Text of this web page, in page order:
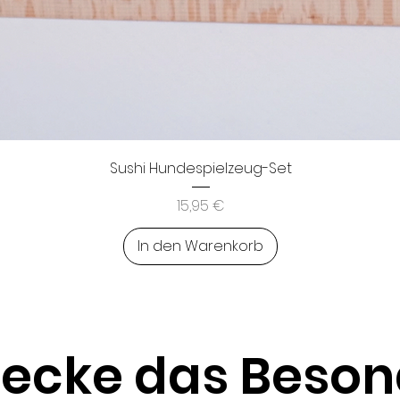
Schnellansicht
Sushi Hundespielzeug-Set
Preis
15,95 €
In den Warenkorb
das